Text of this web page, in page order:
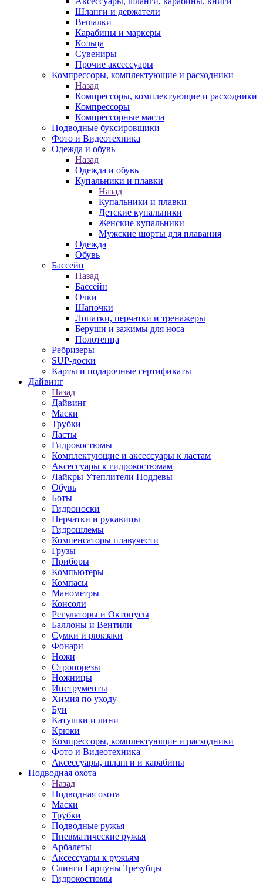
Шланги и держатели
Вешалки
Карабины и маркеры
Кольца
Сувениры
Прочие аксессуары
Компрессоры, комплектующие и расходники
Назад
Компрессоры, комплектующие и расходники
Компрессоры
Компрессорные масла
Подводные буксировщики
Фото и Видеотехника
Одежда и обувь
Назад
Одежда и обувь
Купальники и плавки
Назад
Купальники и плавки
Детские купальники
Женские купальники
Мужские шорты для плавания
Одежда
Обувь
Бассейн
Назад
Бассейн
Очки
Шапочки
Лопатки, перчатки и тренажеры
Беруши и зажимы для носа
Полотенца
Ребризеры
SUP-доски
Карты и подарочные сертификаты
Дайвинг
Назад
Дайвинг
Маски
Трубки
Ласты
Гидрокостюмы
Комплектующие и аксессуары к ластам
Аксессуары к гидрокостюмам
Лайкры Утеплители Поддевы
Обувь
Боты
Гидроноски
Перчатки и рукавицы
Гидрошлемы
Компенсаторы плавучести
Грузы
Приборы
Компьютеры
Компасы
Манометры
Консоли
Регуляторы и Октопусы
Баллоны и Вентили
Сумки и рюкзаки
Фонари
Ножи
Стропорезы
Ножницы
Инструменты
Химия по уходу
Буи
Катушки и лини
Крюки
Компрессоры, комплектующие и расходники
Фото и Видеотехника
Аксессуары, шланги и карабины
Подводная охота
Назад
Подводная охота
Маски
Трубки
Подводные ружья
Пневматические ружья
Арбалеты
Аксессуары к ружьям
Слинги Гарпуны Трезубцы
Гидрокостюмы